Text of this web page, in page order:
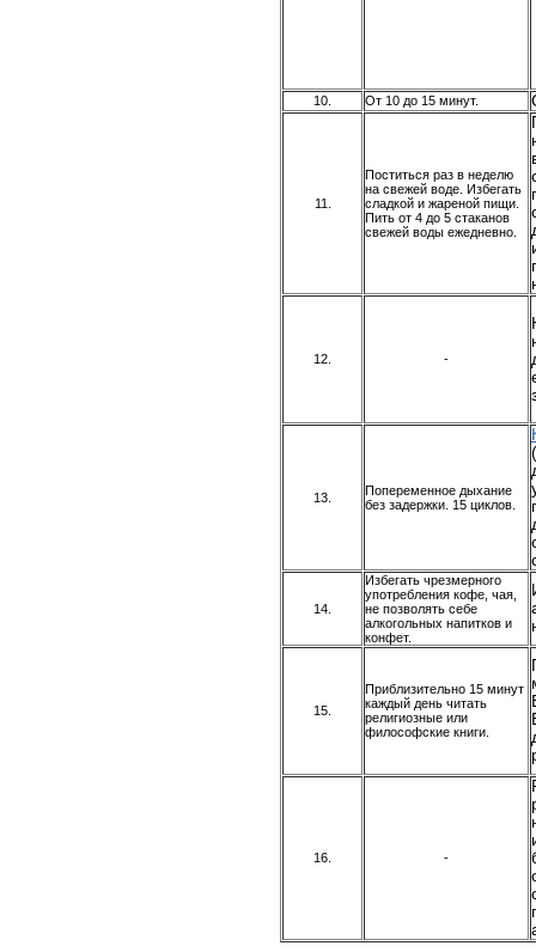
10. От 10 до 15 минут.
11.
Поститься раз в неделю
на свежей воде. Избегать
сладкой и жареной пищи.
Пить от 4 до 5 стаканов
свежей воды ежедневно.
12. -
13.
Попеременное дыхание
без задержки. 15 циклов.
14.
Избегать чрезмерного
употребления кофе, чая,
не позволять себе
алкогольных напитков и
конфет.
15.
Приблизительно 15 минут
каждый день читать
религиозные или
философские книги.
16. -